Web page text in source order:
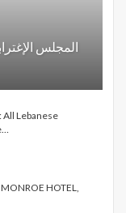
المجلس
All Lebanese
HOTEL,